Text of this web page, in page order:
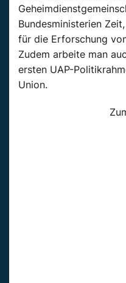
Bundesministerien
für die Erforschung
Zudem arbeite man
ersten UAP-
Union.